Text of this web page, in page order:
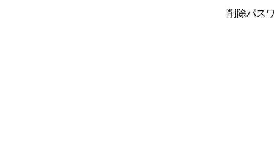
削除パス